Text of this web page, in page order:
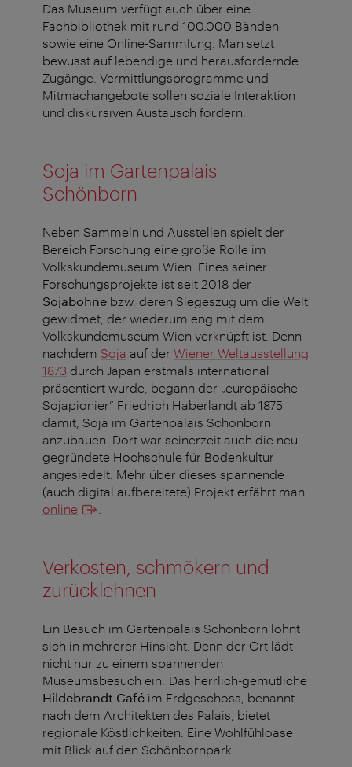
Das Museum verfügt auch über eine
Fachbibliothek mit rund 100.000 Bänden
sowie eine Online-Sammlung. Man setzt
bewusst auf lebendige und herausfordernde
Zugänge. Vermittlungsprogramme und
Mitmachangebote sollen soziale Interaktion
und diskursiven Austausch fördern.
Soja im Gartenpalais
Schönborn
Neben Sammeln und Ausstellen spielt der
Bereich Forschung eine große Rolle im
Volkskundemuseum Wien. Eines seiner
Forschungsprojekte ist seit 2018 der
Sojabohne bzw. deren Siegeszug um die Welt
gewidmet, der wiederum eng mit dem
Volkskundemuseum Wien verknüpft ist. Denn
nachdem Soja auf der Wiener Weltausstellung
1873 durch Japan erstmals international
präsentiert wurde, begann der „europäische
Sojapionier“ Friedrich Haberlandt ab 1875
damit, Soja im Gartenpalais Schönborn
anzubauen. Dort war seinerzeit auch die neu
gegründete Hochschule für Bodenkultur
angesiedelt. Mehr über dieses spannende
(auch digital aufbereitete) Projekt erfährt man
online
Verkosten, schmökern und
zurücklehnen
Ein Besuch im Gartenpalais Schönborn lohnt
sich in mehrerer Hinsicht. Denn der Ort lädt
nicht nur zu einem spannenden
Museumsbesuch ein. Das herrlich-gemütliche
Hildebrandt Café im Erdgeschoss, benannt
nach dem Architekten des Palais, bietet
regionale Köstlichkeiten. Eine Wohlfühloase
mit Blick auf den Schönbornpark.